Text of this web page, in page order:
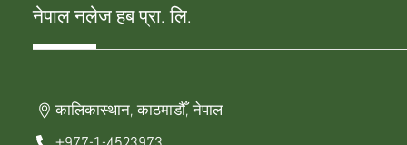
नेपाल नलेज हब प्रा. लि.
कालिकास्थान, काठमाडौँ, नेपाल